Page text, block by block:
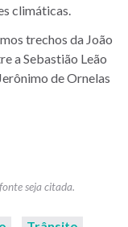
climáticas.
trechos da João
a Sebastião Leão
de Ornelas